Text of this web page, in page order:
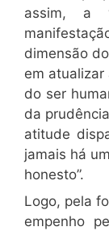
assim, a
dimensão
em
do ser
da
atitude
jamais há
honesto”.
Logo, pela
empenho